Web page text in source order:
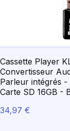
Cassette Player
Convertisseur
Parleur intégrés
Carte SD 16GB -
34,97 €